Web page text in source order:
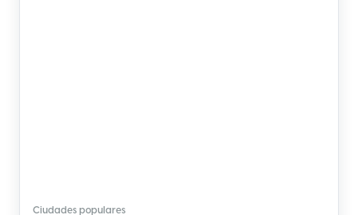
Ciudades populares